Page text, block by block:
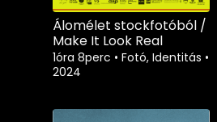
Álomélet stockfotóból /
Make It Look Real
1óra 8perc • Fotó, Identitás •
2024